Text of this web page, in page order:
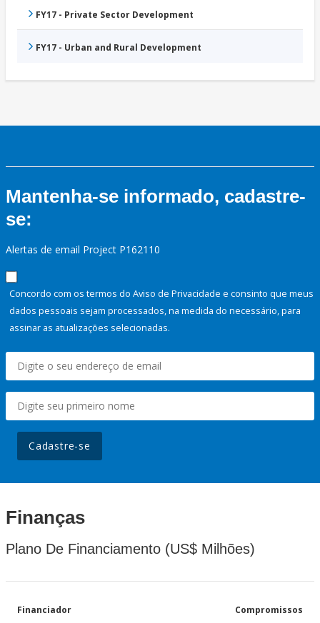
FY17 - Private Sector Development
FY17 - Urban and Rural Development
Mantenha-se informado, cadastre-
se:
Alertas de email Project P162110
Concordo com os termos do Aviso de Privacidade e consinto que meus
dados pessoais sejam processados, na medida do necessário, para
assinar as atualizações selecionadas.
Cadastre-se
Finanças
Plano De Financiamento (US$ Milhões)
Financiador Compromissos